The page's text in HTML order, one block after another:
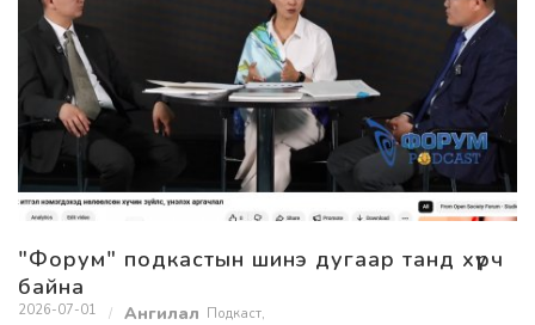
"Форум" подкастын шинэ дугаар танд хүрч
байна
2026-07-01 Подкаст,